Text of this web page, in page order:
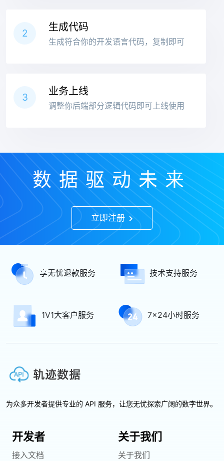
2
生成代码
生成符合你的开发语言代码，复制即可
3
业务上线
调整你后端部分逻辑代码即可上线使用
数据驱动未来
立即注册
享无忧退款服务 技术支持服务
1V1大客户服务 7x24小时服务
为众多开发者提供专业的 API 服务，让您无忧探索广阔的数字世界。
开发者
接入文档
关于我们
关于我们